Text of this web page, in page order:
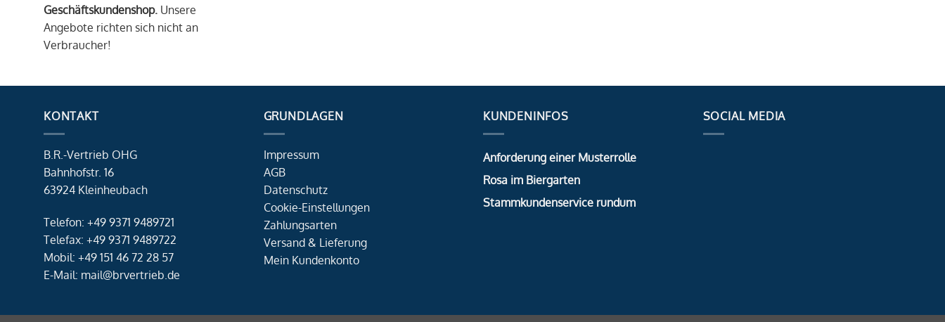
Geschäftskundenshop. Unsere
Angebote richten sich nicht an
Verbraucher!
KONTAKT
B.R.-Vertrieb OHG
Bahnhofstr. 16
63924 Kleinheubach
Telefon: +49 9371 9489721
Telefax: +49 9371 9489722
Mobil: +49 151 46 72 28 57
E-Mail: mail@brvertrieb.de
GRUNDLAGEN
Impressum
AGB
Datenschutz
Cookie-Einstellungen
Zahlungsarten
Versand & Lieferung
Mein Kundenkonto
KUNDENINFOS
Anforderung einer Musterrolle
Rosa im Biergarten
Stammkundenservice rundum
SOCIAL MEDIA